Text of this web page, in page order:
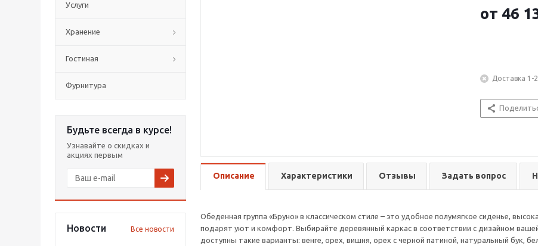
Услуги
Хранение
Гостиная
Фурнитура
Будьте всегда в курсе!
Узнавайте о скидках и
акциях первым
Новости Все новости
от 46
Доставка 1-
Описание Характеристики Отзывы Задать вопрос
Обеденная группа «Бруно» в классическом стиле – это удобное полумягкое сиденье,
подарят уют и комфорт. Выбирайте деревянный каркас в соответствии с дизайном
доступны такие варианты: венге, орех, вишня, орех с черной патиной, натуральный бук,